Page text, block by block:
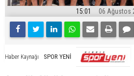
15:01 06 Ağustos
Haber Kaynağı SPOR YENİ